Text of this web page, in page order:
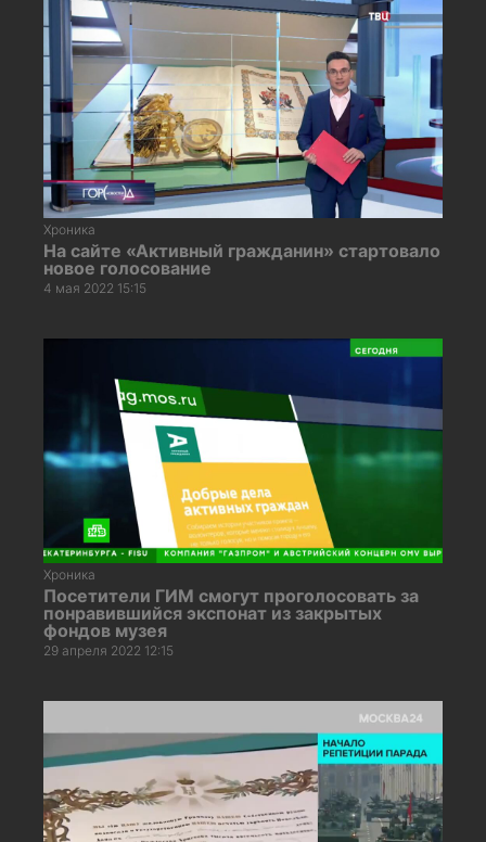
Хроника
На сайте «Активный гражданин» стартовало
новое голосование
4 мая 2022 15:15
Хроника
Посетители ГИМ смогут проголосовать за
понравившийся экспонат из закрытых
фондов музея
29 апреля 2022 12:15